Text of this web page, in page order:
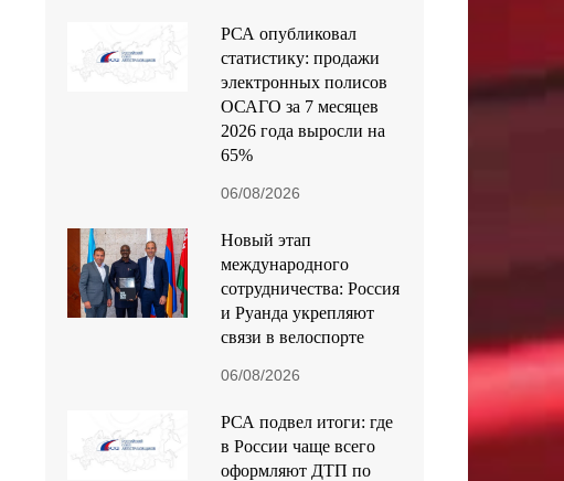
РСА опубликовал
статистику: продажи
электронных полисов
ОСАГО за 7 месяцев
2026 года выросли на
65%
06/08/2026
Новый этап
международного
сотрудничества: Россия
и Руанда укрепляют
связи в велоспорте
06/08/2026
РСА подвел итоги: где
в России чаще всего
оформляют ДТП по